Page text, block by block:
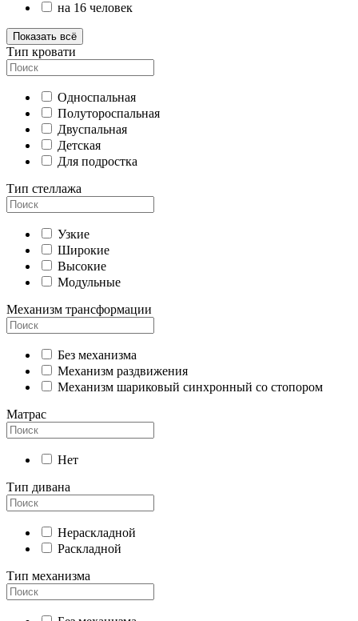
на 16 человек
Показать всё
Тип кровати
Односпальная
Полутороспальная
Двуспальная
Детская
Для подростка
Тип стеллажа
Узкие
Широкие
Высокие
Модульные
Механизм трансформации
Без механизма
Механизм раздвижения
Механизм шариковый синхронный со стопором
Матрас
Нет
Тип дивана
Нераскладной
Раскладной
Тип механизма